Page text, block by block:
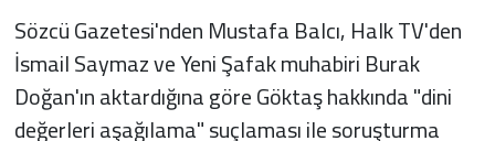
Sözcü Gazetesi'nden Mustafa Balcı, Halk TV'den
İsmail Saymaz ve Yeni Şafak muhabiri Burak
Doğan'ın aktardığına göre Göktaş hakkında "dini
değerleri aşağılama" suçlaması ile soruşturma